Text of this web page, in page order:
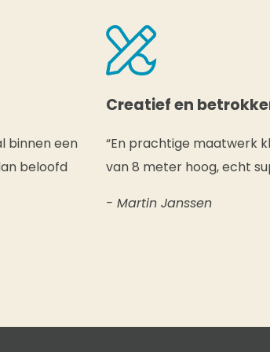
binnen een
beloofd
Creatief en
“En prachtige maatwerk
van 8 meter hoog, echt
- Martin Janssen